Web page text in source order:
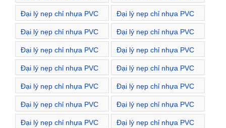
Phường Bạch Mai
Phường Bạch Đằng
Đại lý nẹp chỉ nhựa PVC
Phường Cầu Dền
Đại lý nẹp chỉ nhựa PVC
Phường Lê Đại Hành
Đại lý nẹp chỉ nhựa PVC
Phường Minh Khai
Đại lý nẹp chỉ nhựa PVC
Phường Ngô Thì Nhậm
Đại lý nẹp chỉ nhựa PVC
Phường Nguyễn Du
Đại lý nẹp chỉ nhựa PVC
Phường Phạm Đình Hổ
Đại lý nẹp chỉ nhựa PVC
Phường Phố Huế
Đại lý nẹp chỉ nhựa PVC
Phường Quỳnh Lôi
Đại lý nẹp chỉ nhựa PVC
Phường Quỳnh Mai
Đại lý nẹp chỉ nhựa PVC
Phường Thanh Lương
Đại lý nẹp chỉ nhựa PVC
Phường Thanh Nhàn
Đại lý nẹp chỉ nhựa PVC
Phường Trương Định
Đại lý nẹp chỉ nhựa PVC
Đại lý nẹp chỉ nhựa PVC